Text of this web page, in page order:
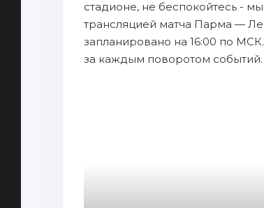
стадионе, не беспокойтесь -
трансляцией матча Парма —
запланировано на 16:00 по
за каждым поворотом событий.